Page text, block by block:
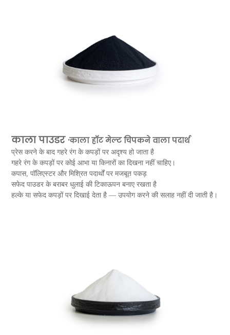
काला पाउडर ·काला हॉट मेल्ट चिपकने वाला पदार्थ
प्रेस करने के बाद गहरे रंग के कपड़ों पर अदृश्य हो जाता है
गहरे रंग के कपड़ों पर कोई आभा या किनारों का दिखना नहीं चाहिए।
कपास, पॉलिएस्टर और मिश्रित पदार्थों पर मजबूत पकड़
सफेद पाउडर के बराबर धुलाई की टिकाऊपन बनाए रखता है
हल्के या सफेद कपड़ों पर दिखाई देता है — उपयोग करने की सलाह नहीं दी जाती है।